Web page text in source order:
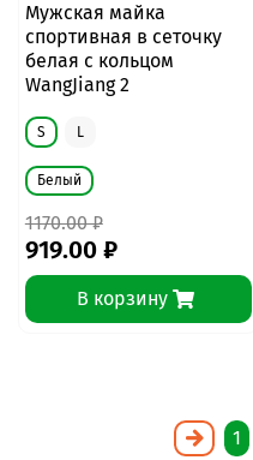
Мужская майка
спортивная в сеточку
белая с кольцом
WangJiang 2
S L
Белый
1170.00 ₽
919.00 ₽
В корзину
1